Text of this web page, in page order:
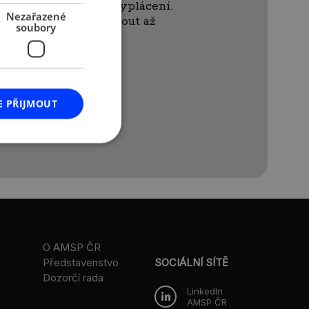
celého procesu vyplácení.
by se mohl dotknout až
O AMSP ČR
Představenstvo
Dozorčí rada
SOCIÁLNÍ SÍTĚ
LinkedIn
AMSP ČR
Nezařazené
soubory
PŘIJMOUT